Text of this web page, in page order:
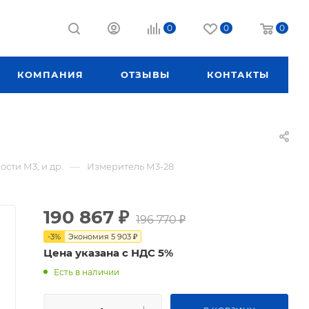
0 0 0
КОМПАНИЯ ОТЗЫВЫ КОНТАКТЫ
М3, и др. — Измеритель М3-28
190 867 ₽ 196 770₽
-3% Экономия 5 903 ₽
Цена указана с НДС 5%
Есть в наличии